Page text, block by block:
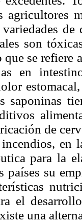
agricultores
de
son
se refiere
en
saponinas
de
en
para la
países su
el
una